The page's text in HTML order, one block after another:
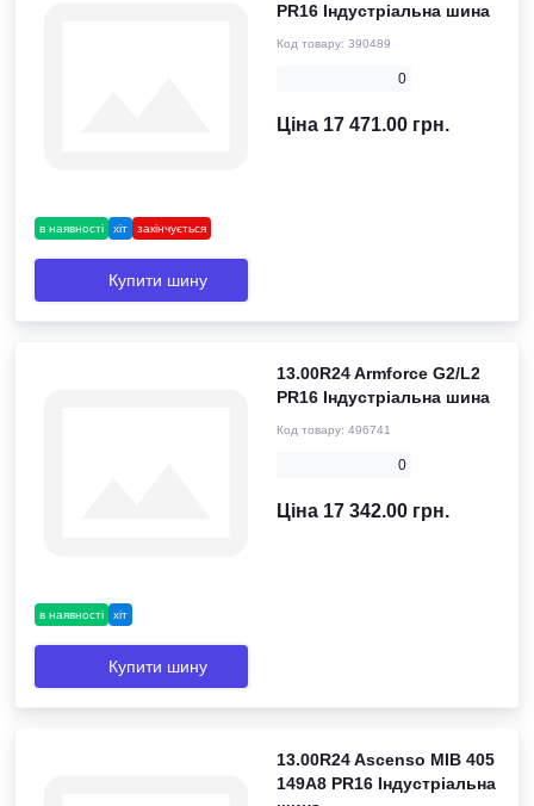
в наявності хіт закінчується
PR16 Індустріальна шина
Код товару: 390489
0
Ціна 17 471.00 грн.
Купити шину
в наявності хіт
13.00R24 Armforce G2/L2
PR16 Індустріальна шина
Код товару: 496741
0
Ціна 17 342.00 грн.
Купити шину
13.00R24 Ascenso MIB 405
149A8 PR16 Індустріальна